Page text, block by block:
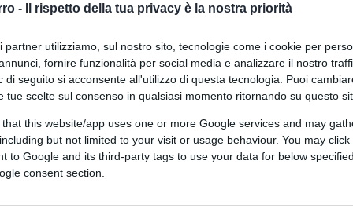
- Il rispetto della tua privacy è la nostra priorità
partner utilizziamo, sul nostro sito, tecnologie come i cookie per
fornire funzionalità per social media e analizzare il nostro
di seguito si acconsente all'utilizzo di questa tecnologia. Puoi
tue scelte sul consenso in qualsiasi momento ritornando su questo
that this website/app uses one or more Google services and may
but not limited to your visit or usage behaviour. You may
to Google and its third-party tags to use your data for below
consent section.
tramite DALL·E di OpenAI
su Google CLICCA QUI
0:00/ --:--